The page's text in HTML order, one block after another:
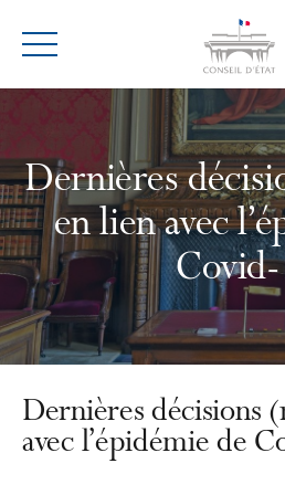
Menu
Dernières
en lien avec
Dernières décisions
avec l’épidémie de